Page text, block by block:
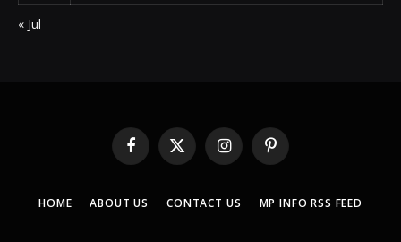
« Jul
Facebook
X
(Twitter)
InstagramPinterest
HOME ABOUT US CONTACT US MP INFO RSS FEED